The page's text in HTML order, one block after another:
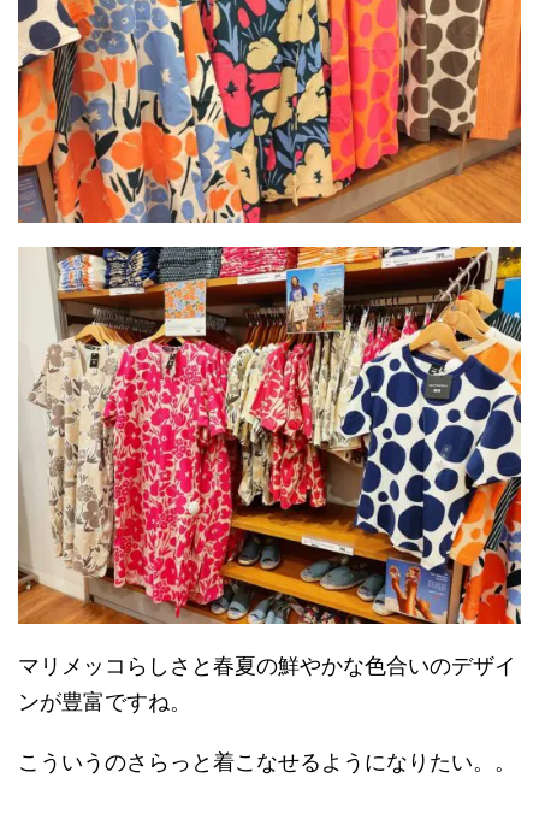
マリメッコらしさと春夏の鮮やかな色合いのデザイ
ンが豊富ですね。
こういうのさらっと着こなせるようになりたい。。